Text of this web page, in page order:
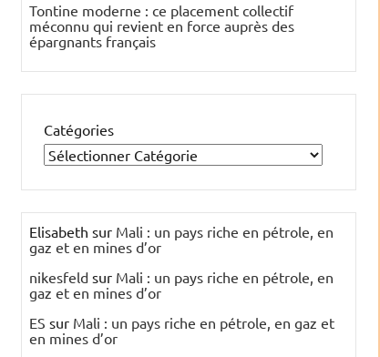
Tontine moderne : ce placement collectif
méconnu qui revient en force auprès des
épargnants français
Catégories
Elisabeth sur Mali : un pays riche en pétrole, en
gaz et en mines d’or
nikesfeld sur Mali : un pays riche en pétrole, en
gaz et en mines d’or
ES sur Mali : un pays riche en pétrole, en gaz et
en mines d’or